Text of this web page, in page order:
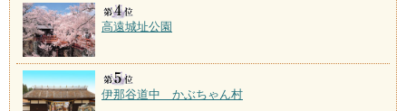
高遠城址公園
伊那谷道中 かぶちゃん村